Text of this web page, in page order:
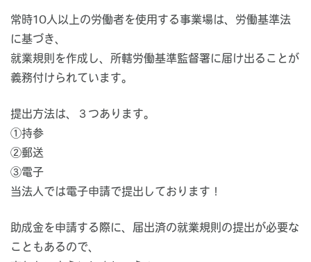
常時10人以上の労働者を使用する事業場は、労働基準法
に基づき、
就業規則を作成し、所轄労働基準監督署に届け出ることが
義務付けられています。
提出方法は、３つあります。
①持参
②郵送
③電子
当法人では電子申請で提出しております！
助成金を申請する際に、届出済の就業規則の提出が必要な
こともあるので、